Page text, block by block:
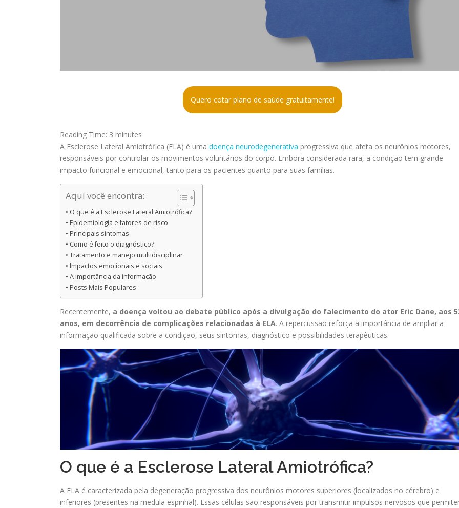
Quero cotar plano de saúde gratuitamente!
Reading Time: 3 minutes
A Esclerose Lateral Amiotrófica (ELA) é uma doença neurodegenerativa progressiva que afeta os neurônios motores,
responsáveis por controlar os movimentos voluntários do corpo. Embora considerada rara, a condição tem grande
impacto funcional e emocional, tanto para os pacientes quanto para suas famílias.
Aqui você encontra:
O que é a Esclerose Lateral Amiotrófica?
Epidemiologia e fatores de risco
Principais sintomas
Como é feito o diagnóstico?
Tratamento e manejo multidisciplinar
Impactos emocionais e sociais
A importância da informação
Posts Mais Populares
Recentemente, a doença voltou ao debate público após a divulgação do falecimento do ator Eric Dane, aos
anos, em decorrência de complicações relacionadas à ELA. A repercussão reforça a importância de ampliar a
informação qualificada sobre a condição, seus sintomas, diagnóstico e possibilidades terapêuticas.
O que é a Esclerose Lateral Amiotrófica?
A ELA é caracterizada pela degeneração progressiva dos neurônios motores superiores (localizados no cérebro) e
inferiores (presentes na medula espinhal). Essas células são responsáveis por transmitir impulsos nervosos que